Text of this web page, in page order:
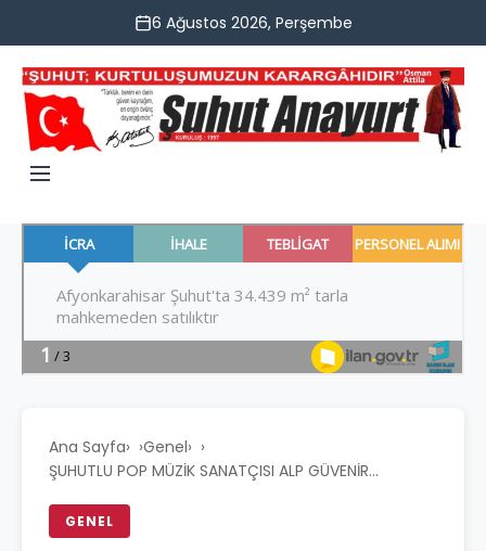
6 Ağustos 2026, Perşembe
Ana Sayfa› Genel›
ŞUHUTLU POP MÜZİK SANATÇISI ALP GÜVENİR...
GENEL